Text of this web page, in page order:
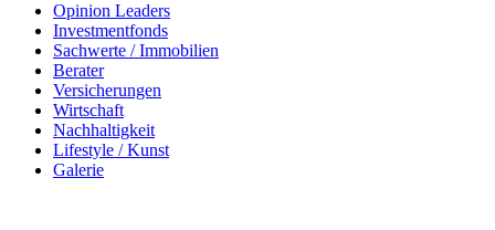
Opinion Leaders
Investmentfonds
Sachwerte / Immobilien
Berater
Versicherungen
Wirtschaft
Nachhaltigkeit
Lifestyle / Kunst
Galerie